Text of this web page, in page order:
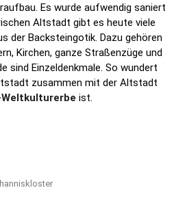
Es wurde aufwendig saniert
Altstadt gibt es heute viele
der Backsteingotik. Dazu gehören
Kirchen, ganze Straßenzüge und
sind Einzeldenkmale. So wundert
zusammen mit der Altstadt
Weltkulturerbe ist.